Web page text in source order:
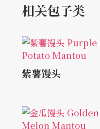
相关包子类
紫薯馒头